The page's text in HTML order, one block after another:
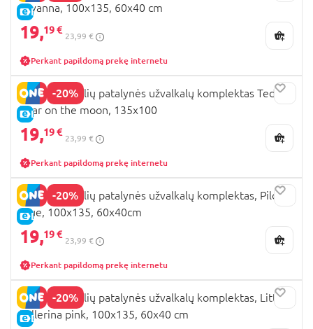
E-KAINA
Savanna, 100x135, 60x40 cm
19,19 €
23,99 €
Perkant papildomą prekę internetu
-20%
E-KAINA
MIMINU 2 dalių patalynės užvalkalų komplektas Teddy
bear on the moon, 135x100
19,19 €
23,99 €
Perkant papildomą prekę internetu
-20%
E-KAINA
MIMINU 2 dalių patalynės užvalkalų komplektas, Pilots
Blue, 100x135, 60x40cm
19,19 €
23,99 €
Perkant papildomą prekę internetu
-20%
E-KAINA
MIMINU 2 dalių patalynės užvalkalų komplektas, Little
ballerina pink, 100x135, 60x40 cm